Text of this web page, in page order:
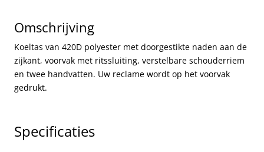
Omschrijving
Koeltas van 420D polyester met doorgestikte naden aan de
zijkant, voorvak met ritssluiting, verstelbare schouderriem
en twee handvatten. Uw reclame wordt op het voorvak
gedrukt.
Specificaties